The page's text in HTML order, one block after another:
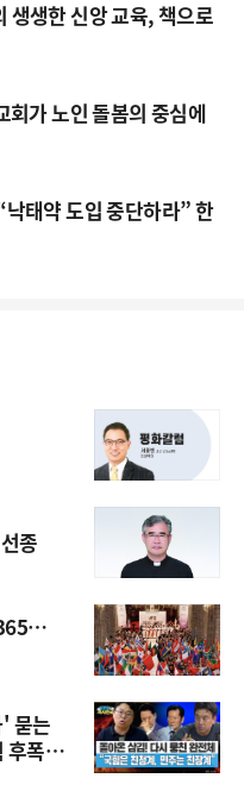
생생한 신앙 교육, 책으로
회가 노인 돌봄의 중심에
낙태약 도입 중단하라” 한
종
묻는
후폭